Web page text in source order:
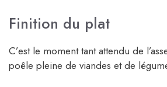
Finition du plat
C’est le moment tant attendu de
poêle pleine de viandes et de